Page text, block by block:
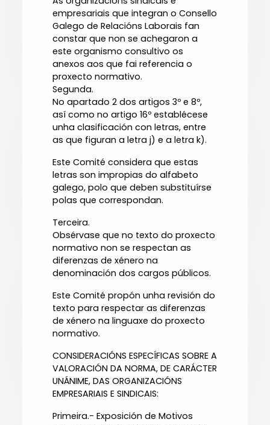
empresariais que integran o Consello
Galego de Relacións Laborais fan
constar que non se achegaron a
este organismo consultivo os
anexos aos que fai referencia o
proxecto normativo.
Segunda.
No apartado 2 dos artigos 3º e 8º,
así como no artigo 16º establécese
unha clasificación con letras, entre
as que figuran a letra j) e a letra k).
Este Comité considera que estas
letras son impropias do alfabeto
galego, polo que deben substituírse
polas que correspondan.
Terceira.
Obsérvase que no texto do proxecto
normativo non se respectan as
diferenzas de xénero na
denominación dos cargos públicos.
Este Comité propón unha revisión do
texto para respectar as diferenzas
de xénero na linguaxe do proxecto
normativo.
CONSIDERACIÓNS ESPECÍFICAS SOBRE A
VALORACIÓN DA NORMA, DE CARÁCTER
UNÁNIME, DAS ORGANIZACIÓNS
EMPRESARIAIS E SINDICAIS:
Primeira.- Exposición de Motivos